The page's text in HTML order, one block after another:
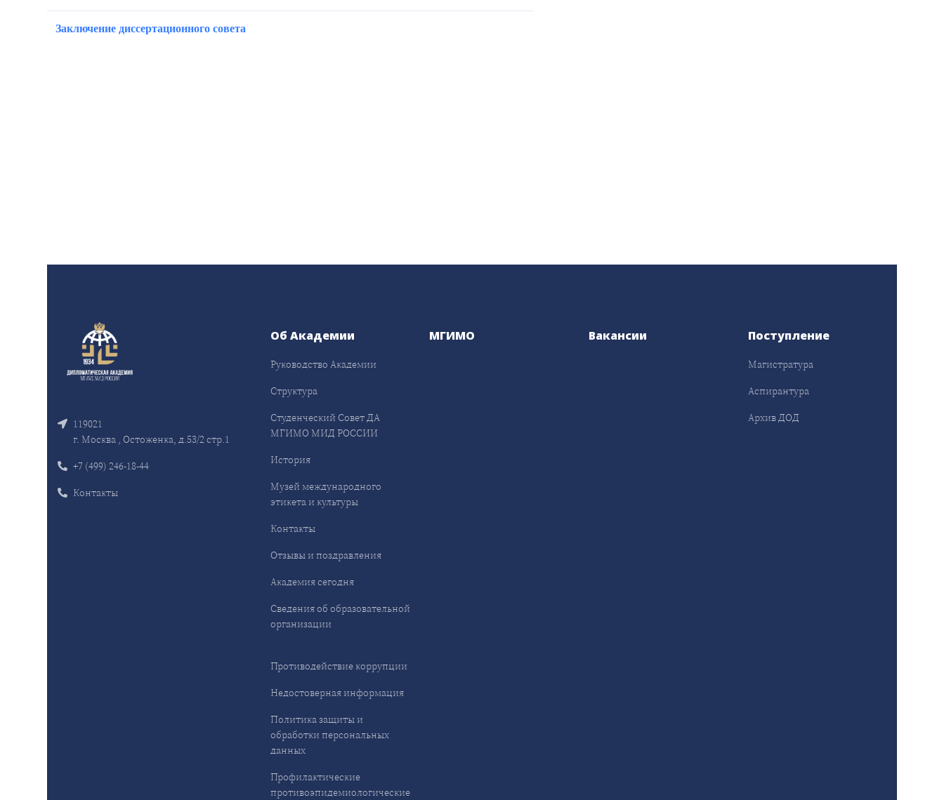
Заключение диссертационного совета
119021
г. Москва , Остоженка, д.53/2 стр.1
+7 (499) 246-18-44
Контакты
Об Академии
Руководство Академии
Структура
Студенческий Совет ДА
МГИМО МИД РОССИИ
История
Музей международного
этикета и культуры
Контакты
Отзывы и поздравления
Академия сегодня
Сведения об образовательной
организации
Противодействие коррупции
Недостоверная информация
Политика защиты и
обработки персональных
данных
Профилактические
противоэпидемиологические
МГИМО Вакансии Поступление
Магистратура
Аспирантура
Архив ДОД